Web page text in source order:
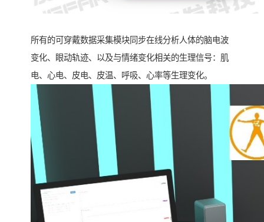
所有的可穿戴数据采集模块同步在线分析人体的脑电波
变化、眼动轨迹、以及与情绪变化相关的生理信号：肌
电、心电、皮电、皮温、呼吸、心率等生理变化。